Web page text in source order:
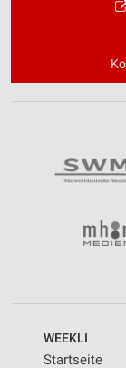
WEEKLI
Startseite